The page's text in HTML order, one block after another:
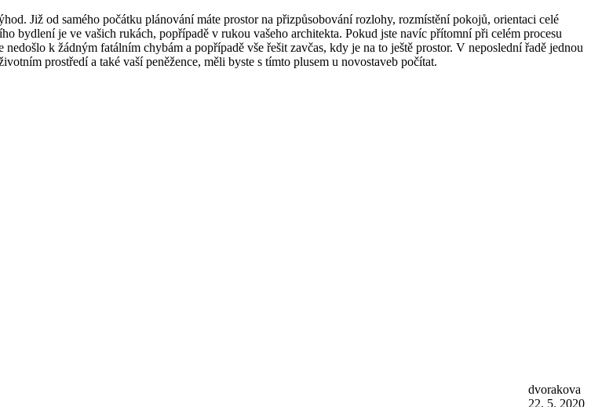
Již od samého počátku plánování máte prostor na přizpůsobování rozlohy, rozmístění pokojů, orientaci celé
bydlení je ve vašich rukách, popřípadě v rukou vašeho architekta. Pokud jste navíc přítomní při celém procesu
k žádným fatálním chybám a popřípadě vše řešit zavčas, kdy je na to ještě prostor. V neposlední řadě jednou
prostředí a také vaší peněžence, měli byste s tímto plusem u novostaveb počítat.
dvorakova
22. 5. 2020